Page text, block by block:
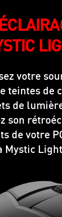
votre
teintes de
de
son
de votre
Mystic